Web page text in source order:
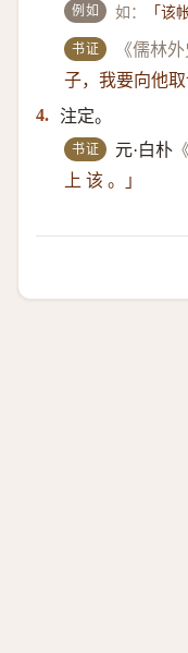
例如 如： 「该
书证 《儒林
子，我要向他取
4. 注定。
书证 元·白朴
上 该 。」